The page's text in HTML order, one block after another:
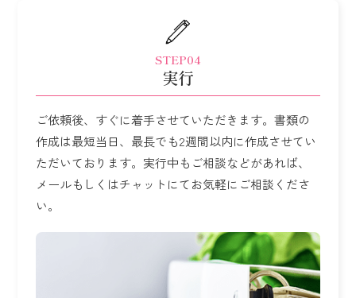
STEP04
実行
ご依頼後、すぐに着手させていただきます。 書類の
作成は最短当日、最長でも2週間以内に作成させてい
ただいております。 実行中もご相談などがあれば、
メールもしくはチャットにてお気軽にご相談くださ
い。